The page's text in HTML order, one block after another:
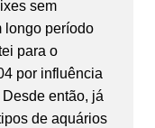
sem
longo período
para o
por influência
então, já
de aquários